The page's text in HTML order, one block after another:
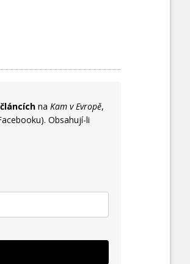
na Kam v Evropě,
Obsahují-li